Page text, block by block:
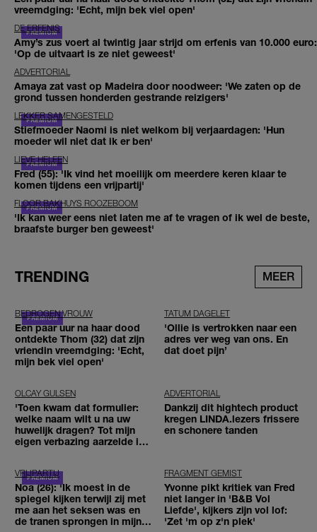
vreemdging: 'Echt, mijn bek viel open'
DE ERFENIS
Amy’s zus voert al twintig jaar strijd om erfenis van 10.000 euro:
'Op de uitvaart is ze niet geweest'
ADVERTORIAL
Amaya zat vast op Madeira door noodweer: 'We zaten op de
grond tussen honderden gestrande reizigers'
LEKKER SAMENGESTELD
Stiefmoeder Naomi is niet welkom bij verjaardagen: 'Hun
moeder wil niet dat ik er ben'
LIEVE HELEEN
Fred (55): 'Ik vind het moeilijk om meerdere keren klaar te
komen tijdens een vrijpartij'
FLOOR BAKHUYS ROOZEBOOM
'Ik kan weer eens niet laten me af te vragen of ik wel de beste,
braafste burger ben geweest'
TRENDING MEER
BEDROGEN VROUW
Een paar uur na haar dood
ontdekte Thom (32) dat zijn
vriendin vreemdging: 'Echt,
mijn bek viel open'
TATUM DAGELET
'Ollie is vertrokken naar een
adres ver weg van ons. En
dat doet pijn’
OLCAY GULSEN
'Toen kwam dat formulier:
welke naam wilt u na uw
huwelijk dragen? Tot mijn
eigen verbazing aarzelde ik
ADVERTORIAL
Dankzij dit hightech product
kregen LINDA.lezers frissere
en schonere tanden
VRIJPARTIJ
Noa (26): 'Ik moest in de
spiegel kijken terwijl zij met
me aan het seksen was en
de tranen sprongen in mijn
FRAGMENT GEMIST
Yvonne pikt kritiek van Fred
niet langer in 'B&B Vol
Liefde', kijkers zijn vol lof:
'Zet 'm op z'n plek'